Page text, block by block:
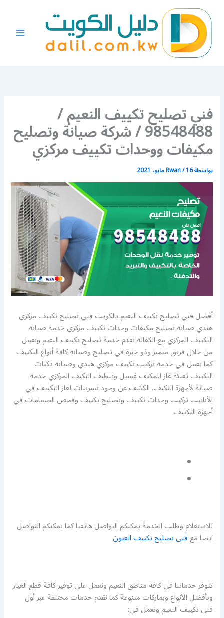
المحتوى
فني تصليح تكييف النعيم /
98548488 / شركة صيانة وتصليح
مكيفات ووحدات تكييف مركزي
بواسطة Rwan/16 مايو، 2021
أفضل فني تصليح تكييف النعيم بالكويت فني تصليح تكييف مركزي
هندي صيانة تصليح مكيفات وحدات تكييف مركزي خدمة صيانة
التكييف المركزي مع الكفالة نقدم خدمة تصليح تكييف النعيم ونعمل
من خلال فريق متميز وذو خبرة في تصليح وصيانة كافة أنواع التكييف
كما نعمل في خدمة تركيب تكييف مركزي هندي وصيانة دكتات
التكييف تعبئة غاز للمكيف غسيل وتنظيف التكيف المركزي خدمة
صيانة لأجهزة التكيف. الكشف عن وجود تسريبات لغاز التكييف في
الأنابيب تركيب وحدات تكييف وتصليح تكييف وفحص الصمامات في
أجهزة التكييف
للاستعلام وطلب الخدمة يمكنكم التواصل هاتفيا كما يمكنكم التواصل
ايضا معفني تصليح تكييف العيون
تتوفر خدماتنا في كافة مناطق النعيم ونعمل على توفير كافة قطع الغيار
وبأفضل الأنواع وبماركات متنوعة كما نقدم خدمات مختلفة عبر أول
فني تكييف النعيم ونعمل في: